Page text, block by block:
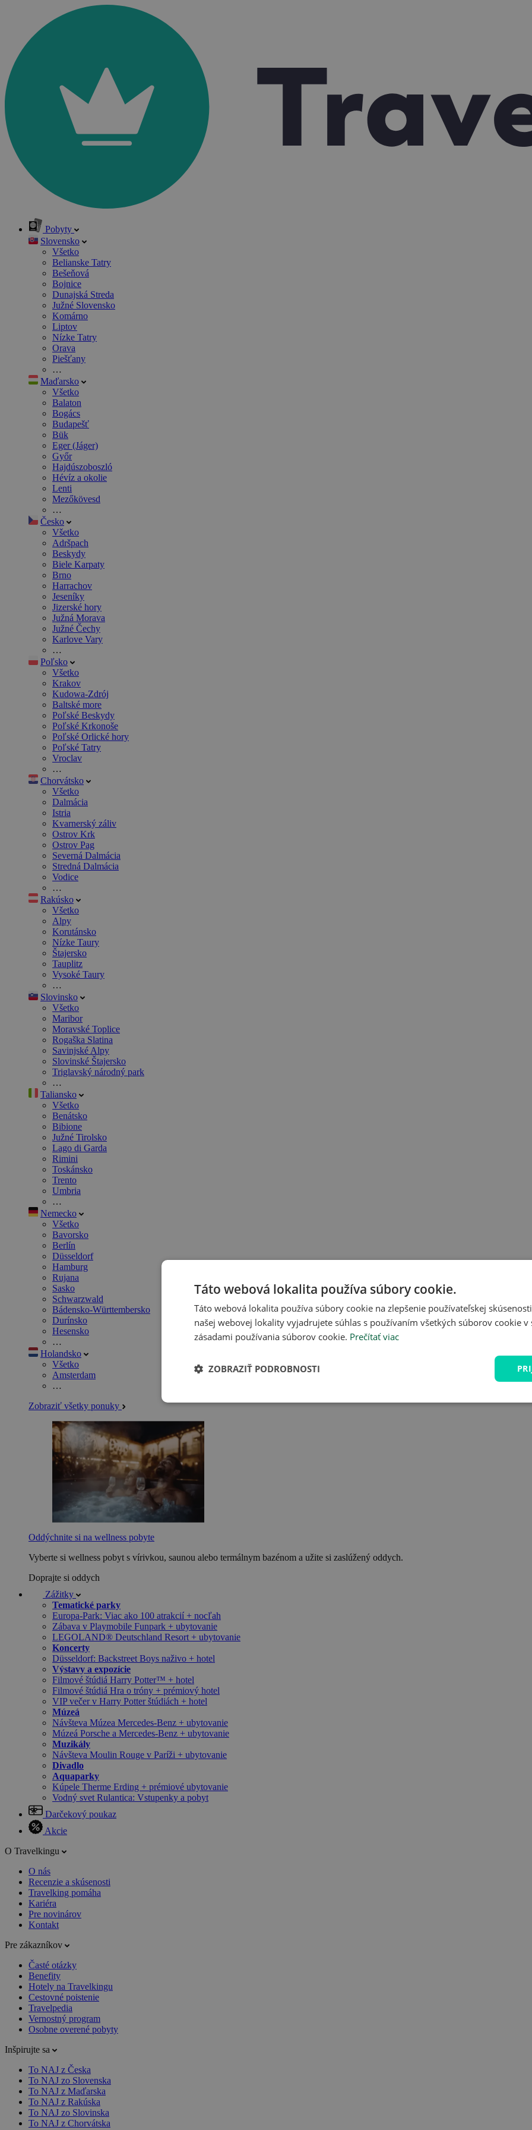
Pobyty
Slovensko
Všetko
Belianske Tatry
Bešeňová
Bojnice
Dunajská Streda
Južné Slovensko
Komárno
Liptov
Nízke Tatry
Orava
Piešťany
…
Maďarsko
Všetko
Balaton
Bogács
Budapešť
Bük
Eger (Jáger)
Győr
Hajdúszoboszló
Hévíz a okolie
Lenti
Mezőkövesd
…
Česko
Všetko
Adršpach
Beskydy
Biele Karpaty
Brno
Harrachov
Jeseníky
Jizerské hory
Južná Morava
Južné Čechy
Karlove Vary
…
Poľsko
Všetko
Krakov
Kudowa-Zdrój
Baltské more
Poľské Beskydy
Poľské Krkonoše
Poľské Orlické hory
Poľské Tatry
Vroclav
…
Chorvátsko
Všetko
Dalmácia
Istria
Kvarnerský záliv
Ostrov Krk
Ostrov Pag
Severná Dalmácia
Stredná Dalmácia
Vodice
…
Rakúsko
Všetko
Alpy
Korutánsko
Nízke Taury
Štajersko
Tauplitz
Vysoké Taury
…
Slovinsko
Všetko
Maribor
Moravské Toplice
Rogaška Slatina
Savinjské Alpy
Slovinské Štajersko
Triglavský národný park
…
Taliansko
Všetko
Benátsko
Bibione
Južné Tirolsko
Lago di Garda
Rimini
Toskánsko
Trento
Umbria
…
Nemecko
Všetko
Bavorsko
Berlín
Düsseldorf
Hamburg
Rujana
Sasko
Schwarzwald
Bádensko-Württembersko
Durínsko
Hesensko
…
Holandsko
Všetko
Amsterdam
…
Zobraziť všetky ponuky
Oddýchnite si na wellness pobyte
Vyberte si wellness pobyt s vírivkou, saunou alebo termálnym bazénom a užite si zaslúžený oddych.
Doprajte si oddych
Zážitky
Tematické parky
Europa-Park: Viac ako 100 atrakcií + nocľah
Zábava v Playmobile Funpark + ubytovanie
LEGOLAND® Deutschland Resort + ubytovanie
Koncerty
Düsseldorf: Backstreet Boys naživo + hotel
Výstavy a expozície
Filmové štúdiá Harry Potter™ + hotel
Filmové štúdiá Hra o tróny + prémiový hotel
VIP večer v Harry Potter štúdiách + hotel
Múzeá
Návšteva Múzea Mercedes-Benz + ubytovanie
Múzeá Porsche a Mercedes-Benz + ubytovanie
Muzikály
Návšteva Moulin Rouge v Paríži + ubytovanie
Divadlo
Aquaparky
Kúpele Therme Erding + prémiové ubytovanie
Vodný svet Rulantica: Vstupenky a pobyt
Darčekový poukaz
Akcie
O Travelkingu
O nás
Recenzie a skúsenosti
Travelking pomáha
Kariéra
Pre novinárov
Kontakt
Pre zákazníkov
Časté otázky
Benefity
Hotely na Travelkingu
Cestovné poistenie
Travelpedia
Vernostný program
Osobne overené pobyty
Inšpirujte sa
To NAJ z Česka
To NAJ zo Slovenska
To NAJ z Maďarska
To NAJ z Rakúska
To NAJ zo Slovinska
To NAJ z Chorvátska
Táto webová lokalita používa súbory cookie.
Táto webová lokalita používa súbory cookie na zlepšenie používateľskej
našej webovej lokality vyjadrujete súhlas s používaním všetkých súborov cookie v
zásadami používania súborov cookie. Prečítať viac
ZOBRAZIŤ PODROBNOSTI